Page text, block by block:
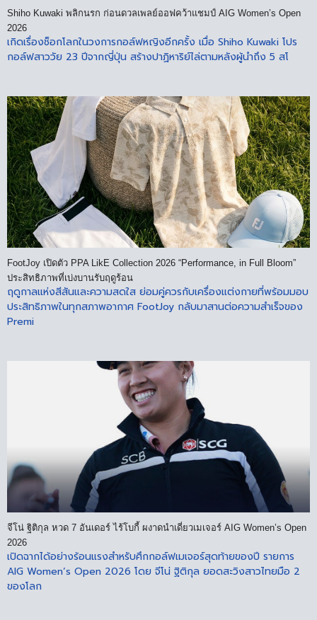
Shiho Kuwaki พลิกนรก ก่อนดวลเพลย์ออฟคว้าแชมป์ AIG Women’s Open
2026
เกิดเรื่องช็อกโลกในวงการกอล์ฟหญิงอีกครั้ง เมื่อ Shiho Kuwaki โปร
กอล์ฟสาววัย 23 ปีจากญี่ปุ่น สร้างปาฏิหาริย์ไล่ตามหลังผู้นำถึง 5 สโ
FootJoy เปิดตัว PPA LikE Collection 2026 “Performance, in Full Bloom”
ประสิทธิภาพที่เบ่งบานรับฤดูร้อน
ฤดูกาลแห่งสีสันและความสดใส ย่อมคู่ควรกับเครื่องแต่งกายที่พร้อมมอบ
ประสิทธิภาพในทุกสภาพอากาศ FootJoy กลับมาสานต่อความสำเร็จของ
Premi
จีโน่ ฐิติกุล หวด 7 อันเดอร์ ไร้โบกี้ ผงาดนำเดี่ยวเมเจอร์ AIG Women’s Open
2026
เปิดฉากได้อย่างร้อนแรงสำหรับศึกกอล์ฟเมเจอร์สุดท้ายของปี รายการ
AIG Women’s Open 2026 โดย จีโน่ ฐิติกุล ยอดสะวิงสาวไทยมือ 2
ของโลก